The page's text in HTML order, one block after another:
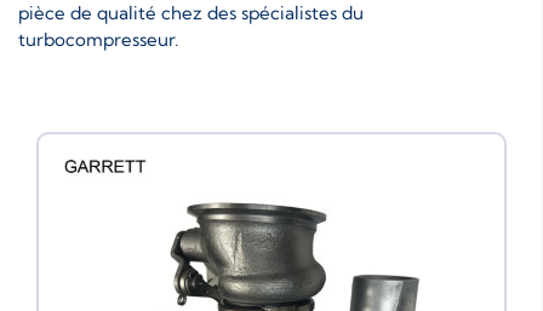
pièce de qualité chez des spécialistes du
turbocompresseur.